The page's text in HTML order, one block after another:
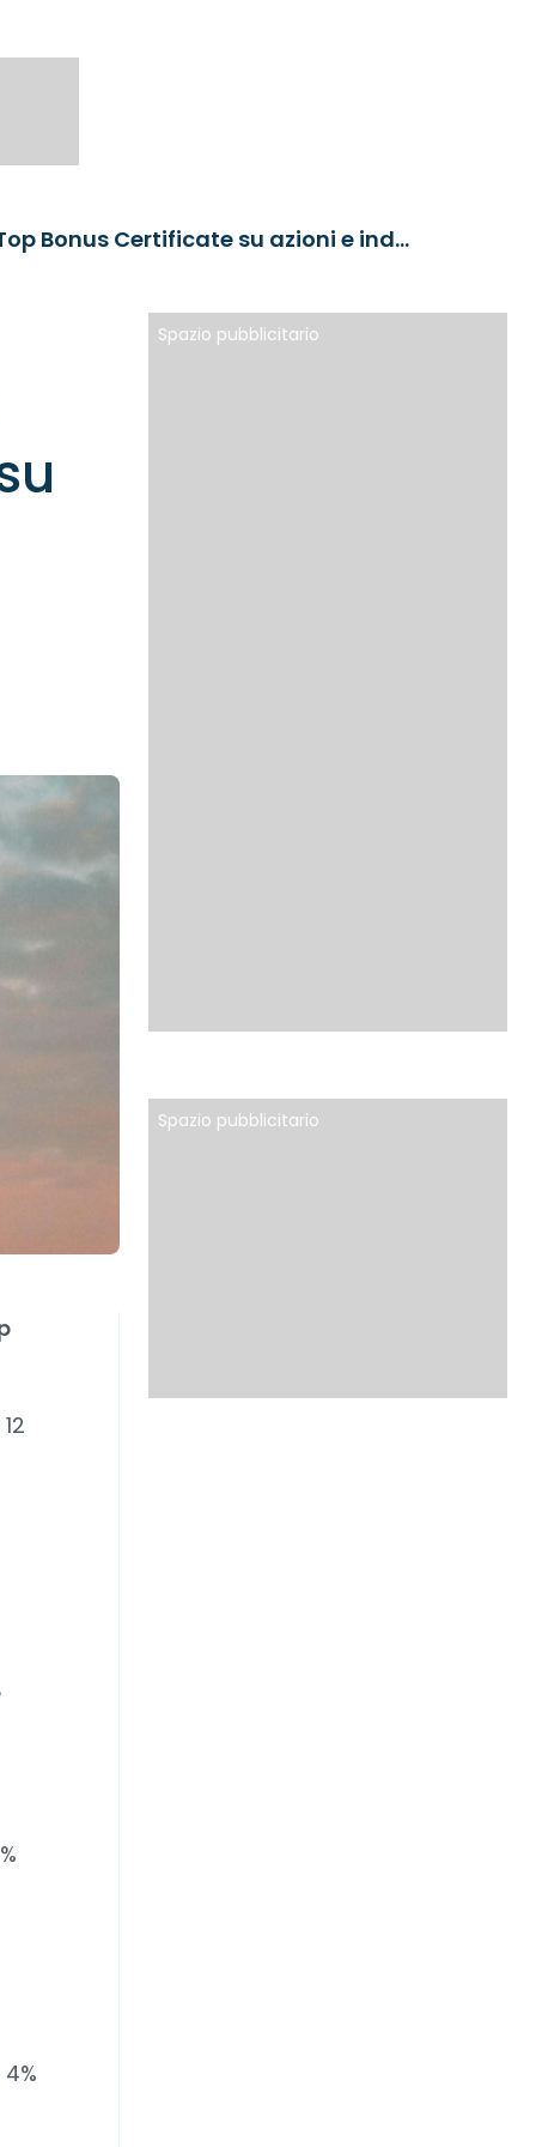
BNP Paribas lancia una nuova serie di Top Bonus Certificate su azioni e indici
Spazio pubblicitario
Spazio pubblicitario